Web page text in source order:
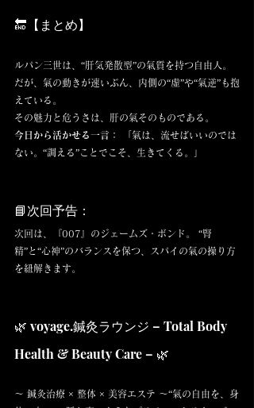
🔚【まとめ】
ルパン三世は、“肝気発散型”の氣質を持つ自由人。
だが、氣の動きが速いぶん、内側の“虚”や“氣逆”も抱
えている。
その魅力と危うさは、肝の氣そのものである。
今日から活かせる一言：
「氣は、流せばいいのでは
ない。“調える”ことでこそ、生きてくる。」
📘次回予告：
次回は、『007』のジェームズ・ボンド。 “腎
精”と“心神”のバランスを保つ、スパイの氣の操り方
を紐解きます。
🌿 voyage.鍼灸ラウンジ – Total Body
Health & Beauty Care – 🌿
〜 鍼灸治療 × 整体 × 美容エステ 〜“氣の自由を、身